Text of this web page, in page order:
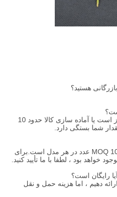
هستید؟
پاسخ: اگر کالا موجود باشد 3-5 روز است یا آماده سازی کالا حدود 10
شما بستگی دارد.
A: برای مدل استاندارد ، معمولاً MOQ 100 عدد در هر مدل است.برای
خواهد بود ، لطفا با ما تأیید کنید.
رایگان است؟
دهیم ، اما هزینه حمل و نقل